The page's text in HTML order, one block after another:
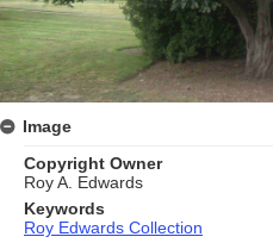
Image
Copyright Owner
Roy A. Edwards
Keywords
Roy Edwards Collection